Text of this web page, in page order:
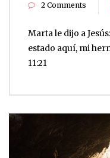
2 Comments
Marta le dijo a
estado aquí, mi